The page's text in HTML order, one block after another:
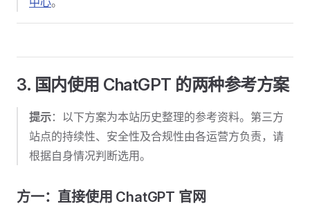
3. 国内使用 ChatGPT 的两种参考方案
提示：以下方案为本站历史整理的参考资料。第三方
站点的持续性、安全性及合规性由各运营方负责，请
根据自身情况判断选用。
方一：直接使用 ChatGPT 官网